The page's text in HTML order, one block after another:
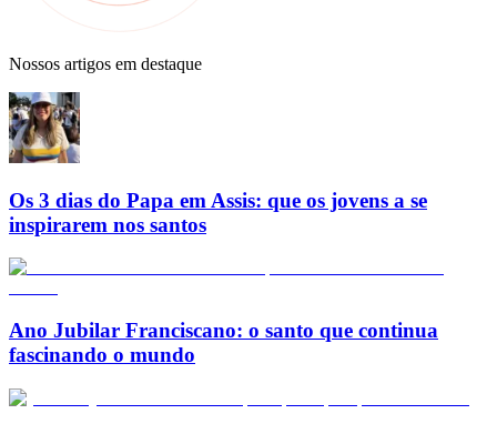
Nossos artigos em destaque
Os 3 dias do Papa em Assis: que os jovens a se
inspirarem nos santos
Ano Jubilar Franciscano: o santo que continua
fascinando o mundo